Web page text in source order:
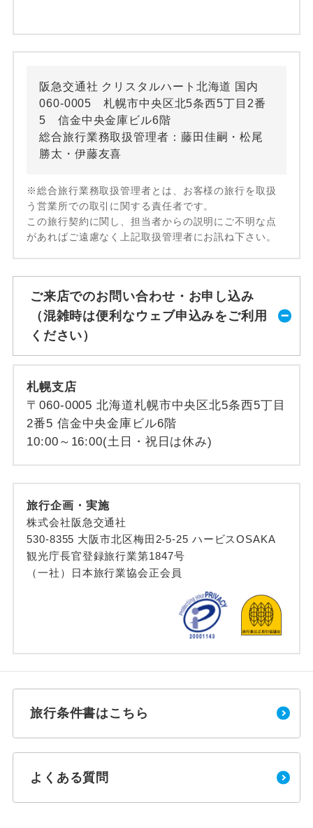
阪急交通社 クリスタルハート北海道 国内
060-0005 札幌市中央区北5条西5丁目2番
5 信金中央金庫ビル6階
総合旅行業務取扱管理者：藤田佳嗣・松尾
勝太・伊藤友喜
※総合旅行業務取扱管理者とは、お客様の旅行を取扱
う営業所での取引に関する責任者です。
この旅行契約に関し、担当者からの説明にご不明な点
があればご遠慮なく上記取扱管理者にお訊ね下さい。
ご来店でのお問い合わせ・お申し込み
（混雑時は便利なウェブ申込みをご利用
ください）
札幌支店
〒060-0005 北海道札幌市中央区北5条西5丁目
2番5 信金中央金庫ビル6階
10:00～16:00(土日・祝日は休み)
旅行企画・実施
株式会社阪急交通社
530-8355 大阪市北区梅田2-5-25 ハービスOSAKA
観光庁長官登録旅行業第1847号
（一社）日本旅行業協会正会員
旅行条件書はこちら
よくある質問